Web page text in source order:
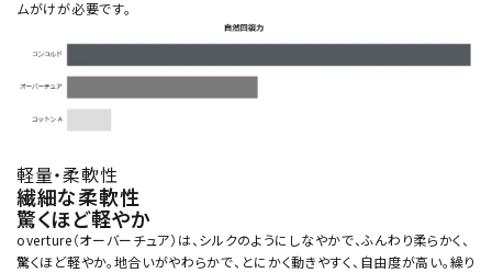
ムがけが必要です。
軽量・柔軟性
繊細な柔軟性
驚くほど軽やか
overture（オーバーチュア）は、シルクのようにしなやかで、ふんわり柔らかく、
驚くほど軽やか。地合いがやわらかで、とにかく動きやすく、自由度が高い。繰り